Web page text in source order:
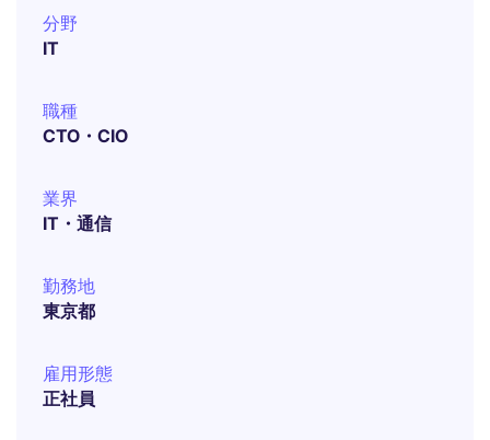
分野
IT
職種
CTO・CIO
業界
IT・通信
勤務地
東京都
雇用形態
正社員